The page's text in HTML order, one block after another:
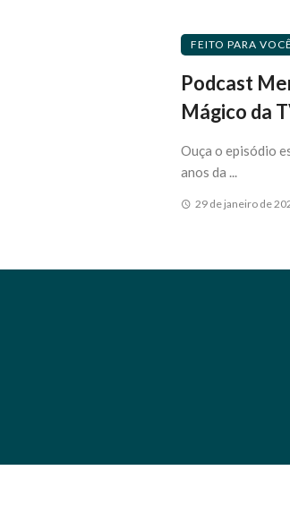
FEITO PARA VOCÊ
Podcast
Mágico da
Ouça o episódio
anos da ...
29 de janeiro de